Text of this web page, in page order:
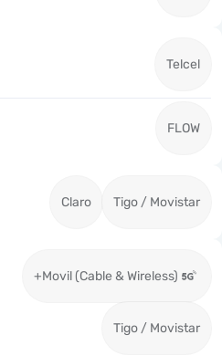
Telcel
FLOW
Claro Tigo / Movistar
+Movil (Cable & Wireless)
Tigo / Movistar